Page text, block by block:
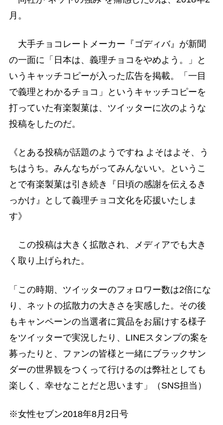
月。
大手チョコレートメーカー『ゴディバ』が新聞
の一面に「日本は、義理チョコをやめよう。」と
いうキャッチコピーが入った広告を掲載。「一目
で義理とわかるチョコ」というキャッチコピーを
打っていた有楽製菓は、ツイッターに次のような
投稿をしたのだ。
《とある投稿が話題のようですね よそはよそ、う
ちはうち。みんなちがってみんないい。というこ
とで有楽製菓は引き続き『日頃の感謝を伝えるき
っかけ』として義理チョコ文化を応援いたしま
す》
この投稿は大きく拡散され、メディアでも大き
く取り上げられた。
「この時期、ツイッターのフォロワー数は2倍にな
り、ネットの拡散力の大きさを実感した。その後
もキャンペーンの当選者に賞品をお届けする様子
をツイッターで実況したり、LINEスタンプの案を
募ったりと、ファンの皆様と一緒にブラックサン
ダーの世界観をつくって行けるのは弊社としても
楽しく、幸せなことだと思います」（SNS担当）
※女性セブン2018年8月2日号